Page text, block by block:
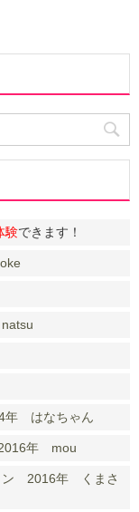
験できます！
年 はなちゃん
年 mou
2016年 くまさ